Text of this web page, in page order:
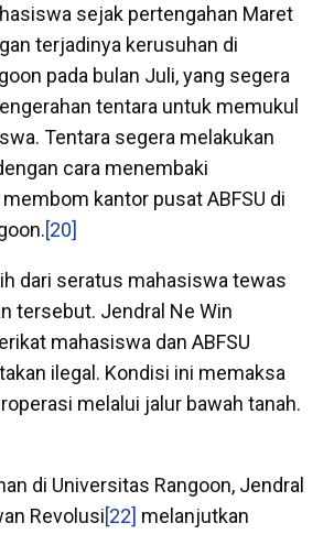
sejak pertengahan Maret
terjadinya kerusuhan di
pada bulan Juli, yang segera
tentara untuk memukul
Tentara segera melakukan
cara menembaki
kantor pusat ABFSU di
[20]
dari seratus mahasiswa tewas
tersebut. Jendral Ne Win
mahasiswa dan ABFSU
ilegal. Kondisi ini memaksa
melalui jalur bawah tanah.
di Universitas Rangoon, Jendral
Revolusi[22] melanjutkan